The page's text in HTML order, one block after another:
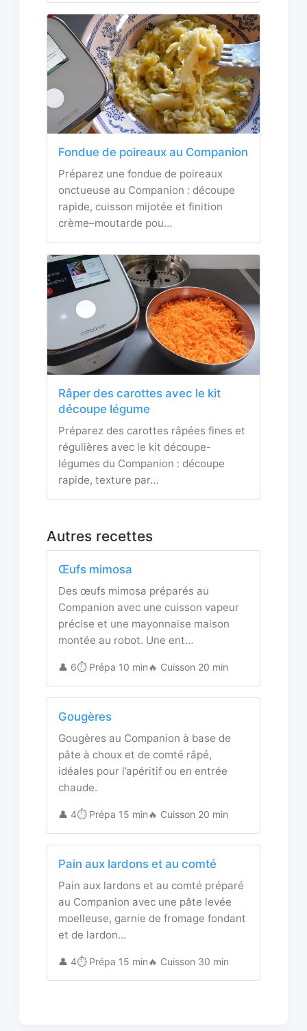
Fondue de poireaux au Companion
Préparez une fondue de poireaux
onctueuse au Companion : découpe
rapide, cuisson mijotée et finition
crème–moutarde pou…
Râper des carottes avec le kit
découpe légume
Préparez des carottes râpées fines et
régulières avec le kit découpe-
légumes du Companion : découpe
rapide, texture par…
Autres recettes
Œufs mimosa
Des œufs mimosa préparés au
Companion avec une cuisson vapeur
précise et une mayonnaise maison
montée au robot. Une ent…
👤 6⏱️ Prépa 10 min🔥 Cuisson 20 min
Gougères
Gougères au Companion à base de
pâte à choux et de comté râpé,
idéales pour l’apéritif ou en entrée
chaude.
👤 4⏱️ Prépa 15 min🔥 Cuisson 20 min
Pain aux lardons et au comté
Pain aux lardons et au comté préparé
au Companion avec une pâte levée
moelleuse, garnie de fromage fondant
et de lardon…
👤 4⏱️ Prépa 15 min🔥 Cuisson 30 min